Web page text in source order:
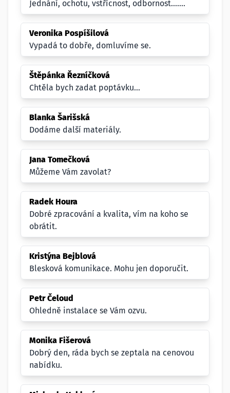
Jednání, ochotu, vstřícnost, odbornost.......
Veronika Pospíšilová
Vypadá to dobře, domluvíme se.
Štěpánka Řezníčková
Chtěla bych zadat poptávku...
Blanka Šarišská
Dodáme další materiály.
Jana Tomečková
Můžeme Vám zavolat?
Radek Houra
Dobré zpracování a kvalita, vím na koho se
obrátit.
Kristýna Bejblová
Blesková komunikace. Mohu jen doporučit.
Petr Čeloud
Ohledně instalace se Vám ozvu.
Monika Fišerová
Dobrý den, ráda bych se zeptala na cenovou
nabídku.